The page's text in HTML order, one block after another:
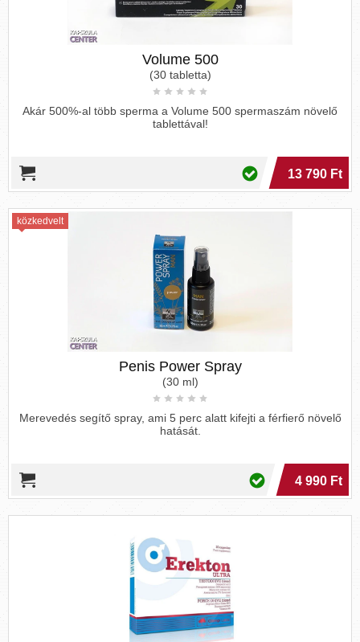
Volume 500
(30 tabletta)
Akár 500%-al több sperma a Volume 500 spermaszám növelő
tablettával!
13 790 Ft
közkedvelt
Penis Power Spray
(30 ml)
Merevedés segítő spray, ami 5 perc alatt kifejti a férfierő növelő
hatását.
4 990 Ft